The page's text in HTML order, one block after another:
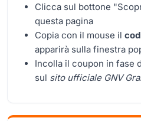
Clicca sul bottone
questa pagina
Copia con il mouse il
apparirà sulla finestra
Incolla il coupon in fase
sul sito ufficiale GNV